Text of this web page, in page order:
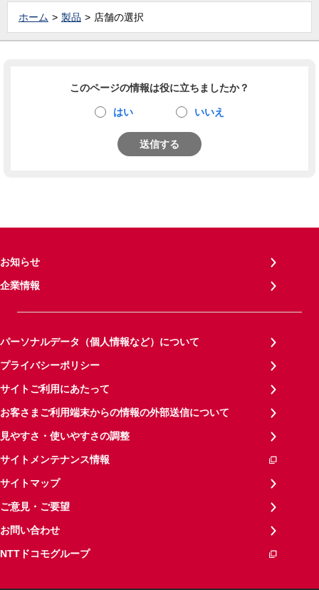
ホーム 製品 店舗の選択
このページの情報は役に立ちましたか？
はい いいえ
送信する
お知らせ
企業情報
パーソナルデータ（個人情報など）について
プライバシーポリシー
サイトご利用にあたって
お客さまご利用端末からの情報の外部送信について
見やすさ・使いやすさの調整
サイトメンテナンス情報
サイトマップ
ご意見・ご要望
お問い合わせ
NTTドコモグループ